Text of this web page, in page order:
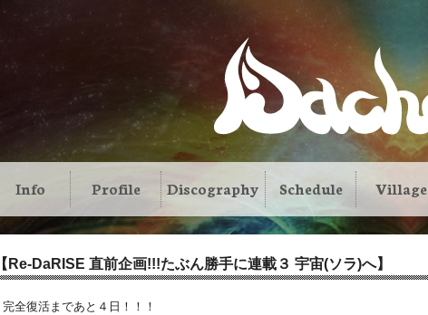
Info Profile Discography Schedule Village
【Re-DaRISE 直前企画!!!たぶん勝手に連載３ 宇宙(ソラ)へ】
完全復活まであと４日！！！